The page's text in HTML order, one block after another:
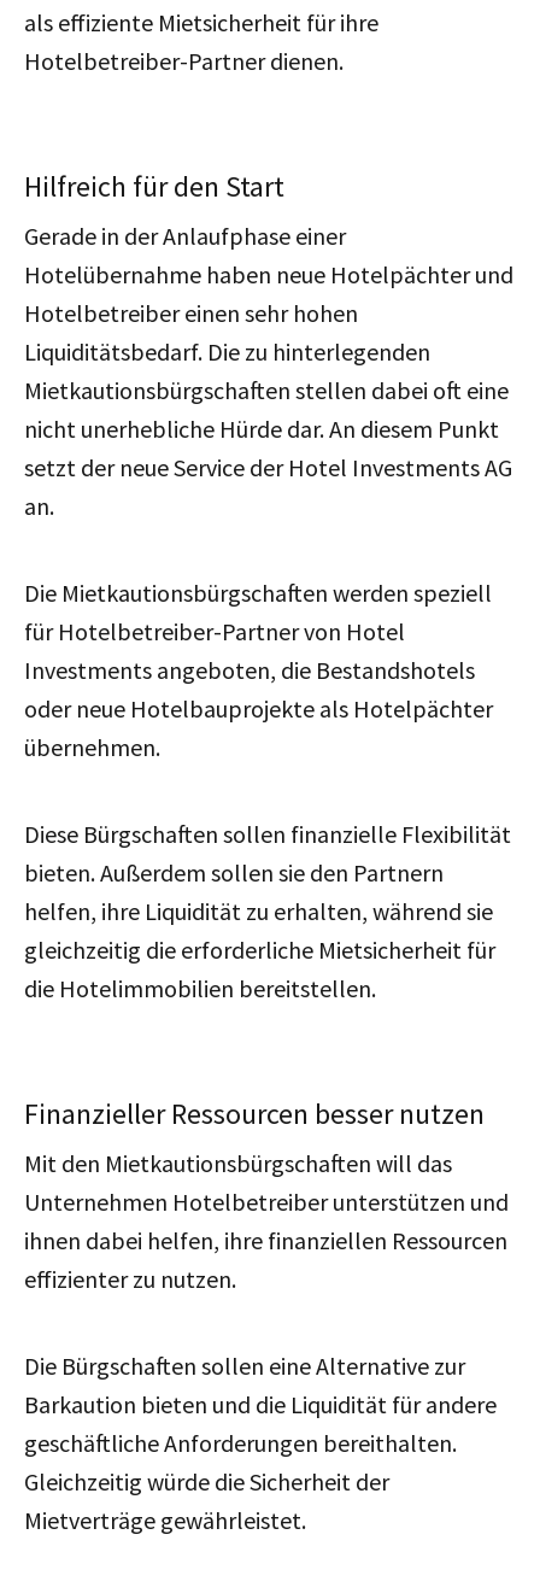
als effiziente Mietsicherheit für ihre
Hotelbetreiber-Partner dienen.
Hilfreich für den Start
Gerade in der Anlaufphase einer
Hotelübernahme haben neue Hotelpächter und
Hotelbetreiber einen sehr hohen
Liquiditätsbedarf. Die zu hinterlegenden
Mietkautionsbürgschaften stellen dabei oft eine
nicht unerhebliche Hürde dar. An diesem Punkt
setzt der neue Service der Hotel Investments AG
an.
Die Mietkautionsbürgschaften werden speziell
für Hotelbetreiber-Partner von Hotel
Investments angeboten, die Bestandshotels
oder neue Hotelbauprojekte als Hotelpächter
übernehmen.
Diese Bürgschaften sollen finanzielle Flexibilität
bieten. Außerdem sollen sie den Partnern
helfen, ihre Liquidität zu erhalten, während sie
gleichzeitig die erforderliche Mietsicherheit für
die Hotelimmobilien bereitstellen.
Finanzieller Ressourcen besser nutzen
Mit den Mietkautionsbürgschaften will das
Unternehmen Hotelbetreiber unterstützen und
ihnen dabei helfen, ihre finanziellen Ressourcen
effizienter zu nutzen.
Die Bürgschaften sollen eine Alternative zur
Barkaution bieten und die Liquidität für andere
geschäftliche Anforderungen bereithalten.
Gleichzeitig würde die Sicherheit der
Mietverträge gewährleistet.